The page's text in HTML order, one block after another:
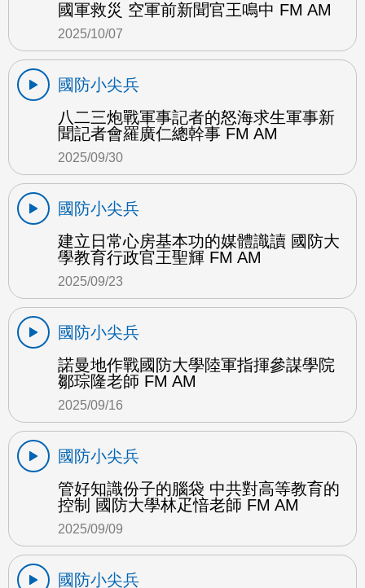
國軍救災 空軍前新聞官王鳴中 FM AM
2025/10/07
國防小尖兵
八二三炮戰軍事記者的怒海求生軍事新
聞記者會羅廣仁總幹事 FM AM
2025/09/30
國防小尖兵
建立日常心房基本功的媒體識讀 國防大
學教育行政官王聖輝 FM AM
2025/09/23
國防小尖兵
諾曼地作戰國防大學陸軍指揮參謀學院
鄒琮隆老師 FM AM
2025/09/16
國防小尖兵
管好知識份子的腦袋 中共對高等教育的
控制 國防大學林疋愔老師 FM AM
2025/09/09
國防小尖兵